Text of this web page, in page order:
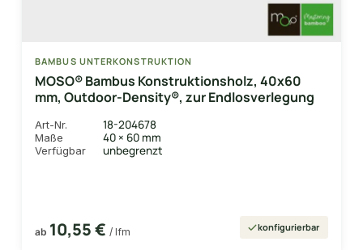
BAMBUS UNTERKONSTRUKTION
MOSO® Bambus Konstruktionsholz, 40x60
mm, Outdoor-Density®, zur Endlosverlegung
Art-Nr. 18-204678
Maße 40 × 60 mm
Verfügbar unbegrenzt
ab 10,55 € / lfm konfigurierbar